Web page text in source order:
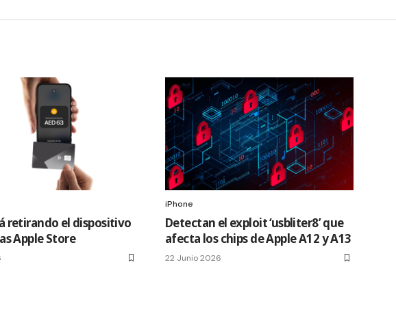
retirando el dispositivo
Apple Store
iPhone
Detectan el exploit ‘usbliter8’ que
afecta los chips de Apple A12 y A13
22 Junio 2026